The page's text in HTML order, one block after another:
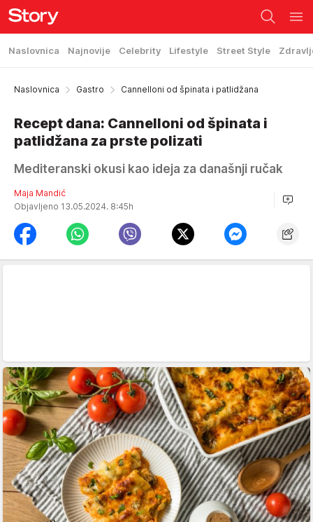
Naslovnica Najnovije Celebrity Lifestyle Street Style
Naslovnica Gastro Cannelloni od špinata i patlidžana
Recept dana: Cannelloni od špinata i
patlidžana za prste polizati
Mediteranski okusi kao ideja za današnji ručak
Maja Mandić
Objavljeno 13.05.2024. 8:45h